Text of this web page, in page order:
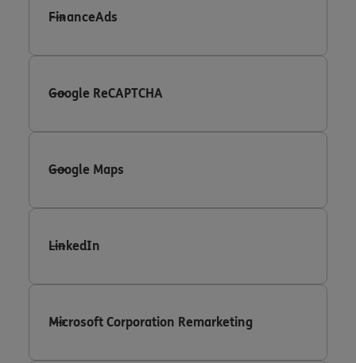
FinanceAds
Google ReCAPTCHA
Google Maps
LinkedIn
Microsoft Corporation Remarketing